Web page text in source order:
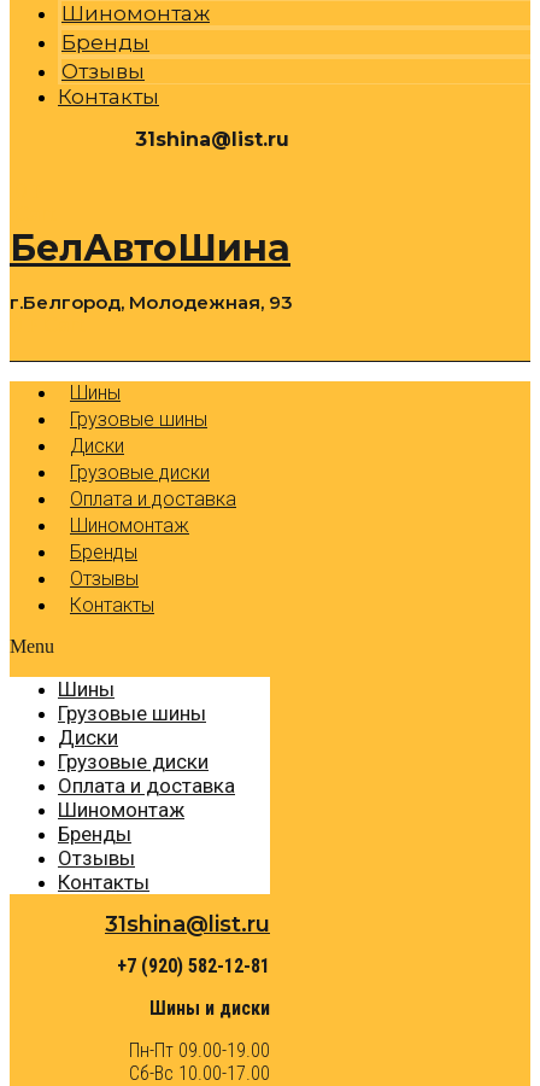
Шиномонтаж
Бренды
Отзывы
Контакты
31shina@list.ru
БелАвтоШина
г.Белгород, Молодежная, 93
Шины
Грузовые шины
Диски
Грузовые диски
Оплата и доставка
Шиномонтаж
Бренды
Отзывы
Контакты
Menu
Шины
Грузовые шины
Диски
Грузовые диски
Оплата и доставка
Шиномонтаж
Бренды
Отзывы
Контакты
31shina@list.ru
+7 (920) 582-12-81
Шины и диски
Пн-Пт 09.00-19.00
Сб-Вс 10.00-17.00